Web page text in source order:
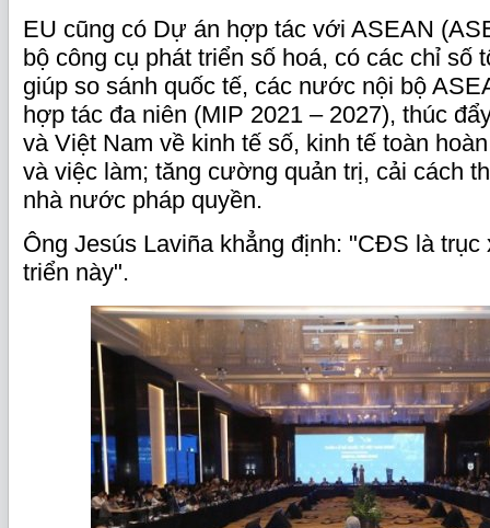
EU cũng có Dự án hợp tác với ASEAN
bộ công cụ phát triển số hoá, có các chỉ số
giúp so sánh quốc tế, các nước nội bộ
hợp tác đa niên (MIP 2021 – 2027), thúc
và Việt Nam về kinh tế số, kinh tế toàn
và việc làm; tăng cường quản trị, cải cách
nhà nước pháp quyền.
Ông Jesús Laviña khẳng định: "CĐS là trục
triển này".